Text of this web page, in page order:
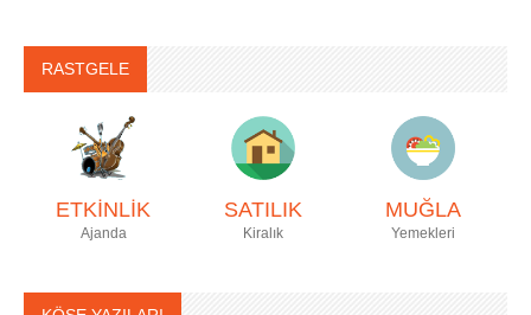
RASTGELE
ETKİNLİK
Ajanda
SATILIK
Kiralık
MUĞLA
Yemekleri